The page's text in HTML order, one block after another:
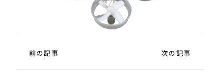
前の記事 次の記事